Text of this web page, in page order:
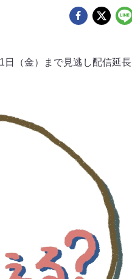
（金）まで見逃し配信延長